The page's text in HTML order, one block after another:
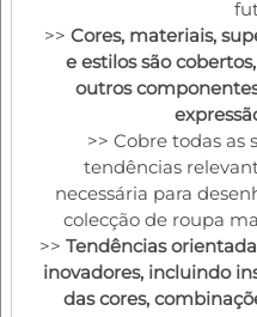
>> Cores, materiais,
e estilos são
outros
>> Cobre todas as
tendências
necessária para
colecção de roupa
>> Tendências
inovadores, incluindo
das cores,